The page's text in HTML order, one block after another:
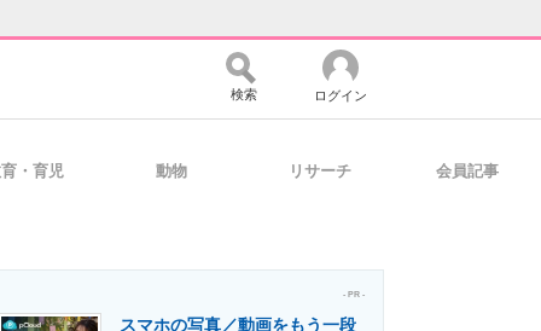
検索 ログイン
・育児 動物 リサーチ 会員記事
- PR -
スマホの写真／動画をもう一段